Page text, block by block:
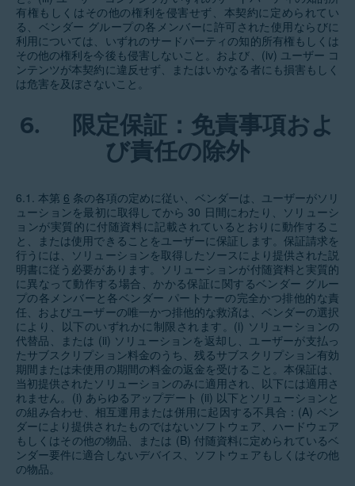
有権もしくはその他の権利を侵害せず、本契約に定められてい
る、ベンダー グループの各メンバーに許可された使用ならびに
利用については、いずれのサードパーティの知的所有権もしくは
その他の権利を今後も侵害しないこと。および、(iv) ユーザー コ
ンテンツが本契約に違反せず、またはいかなる者にも損害もしく
は危害を及ぼさないこと。
6.
限定保証：免責事項およ
び責任の除外
6.1. 本第 6 条の各項の定めに従い、ベンダーは、ユーザーがソリ
ューションを最初に取得してから 30 日間にわたり、ソリューシ
ョンが実質的に付随資料に記載されているとおりに動作するこ
と、または使用できることをユーザーに保証します。保証請求を
行うには、ソリューションを取得したソースにより提供された説
明書に従う必要があります。ソリューションが付随資料と実質的
に異なって動作する場合、かかる保証に関するベンダー グルー
プの各メンバーと各ベンダー パートナーの完全かつ排他的な責
任、およびユーザーの唯一かつ排他的な救済は、ベンダーの選択
により、以下のいずれかに制限されます。(i) ソリューションの
代替品、または (ii) ソリューションを返却し、ユーザーが支払っ
たサブスクリプション料金のうち、残るサブスクリプション有効
期間または未使用の期間の料金の返金を受けること。本保証は、
当初提供されたソリューションのみに適用され、以下には適用さ
れません。(i) あらゆるアップデート (ii) 以下とソリューションと
の組み合わせ、相互運用または併用に起因する不具合：(A) ベン
ダーにより提供されたものではないソフトウェア、ハードウェア
もしくはその他の物品、または (B) 付随資料に定められているベ
ンダー要件に適合しないデバイス、ソフトウェアもしくはその他
の物品。